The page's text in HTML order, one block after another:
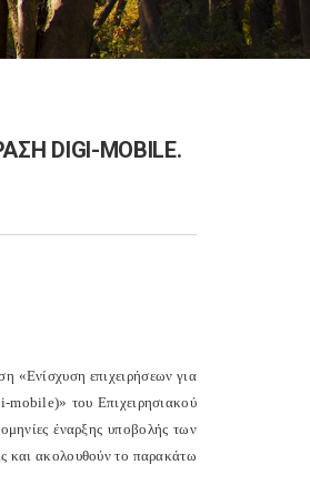
DIGI-MOBILE.
«Ενίσχυση επιχειρήσεων για
mobile)» του Επιχειρησιακού
έναρξης υποβολής των
και ακολουθούν το παρακάτω